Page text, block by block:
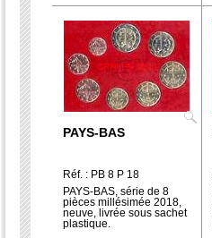
PAYS-BAS
Réf. : PB 8 P 18
PAYS-BAS, série de 8
pièces millésimée 2018,
neuve, livrée sous sachet
plastique.